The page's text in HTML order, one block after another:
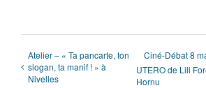
Atelier – « Ta pancarte, ton
slogan, ta manif ! » à
Nivelles
Ciné-Débat 8
UTERO de Lili
Hornu